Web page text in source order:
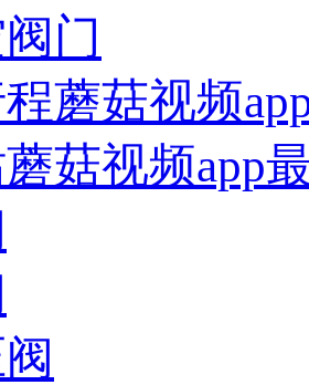
门
蘑菇视频
菇视频app